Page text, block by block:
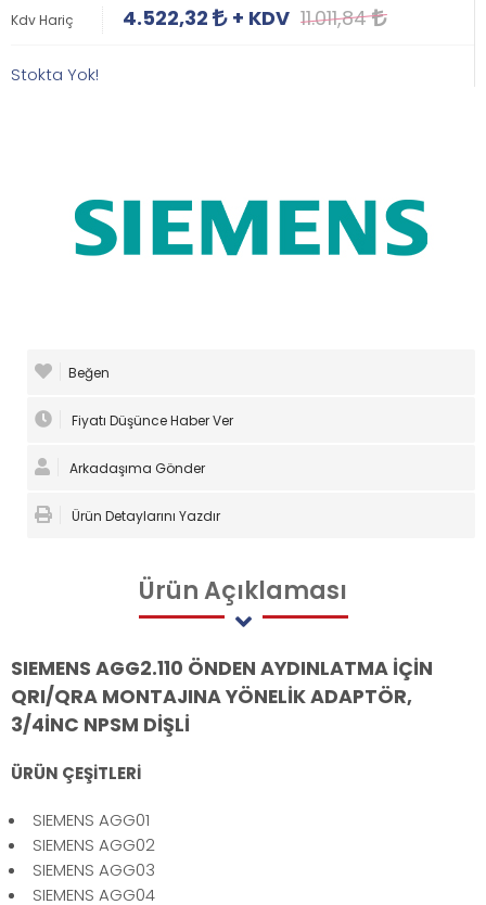
Kdv Hariç 4.522,32 + KDV 11.011,84
Stokta Yok!
Beğen
Fiyatı Düşünce Haber Ver
Arkadaşıma Gönder
Ürün Detaylarını Yazdır
ÜrünAçıklaması
SIEMENS AGG2.110 ÖNDEN AYDINLATMA İÇİN
QRI/QRA MONTAJINA YÖNELİK ADAPTÖR,
3/4İNC NPSM DİŞLİ
ÜRÜN ÇEŞİTLERİ
SIEMENS AGG01
SIEMENS AGG02
SIEMENS AGG03
SIEMENS AGG04